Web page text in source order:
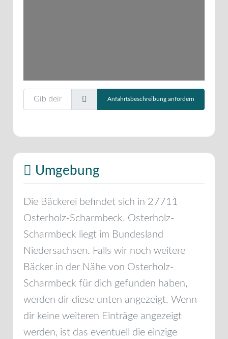
Gib deinen Standort ein.
Anfahrtsbeschreibung anfordern
Umgebung
Die Bäckerei befindet sich in 27711
Osterholz-Scharmbeck. Osterholz-
Scharmbeck liegt im Bundesland
Niedersachsen. Falls wir noch weitere
Bäcker in der Nähe von Osterholz-
Scharmbeck für dich gefunden haben,
werden dir diese unten angezeigt. Wenn
dir keine weiteren Einträge angezeigt
werden, ist das eventuell die einzige